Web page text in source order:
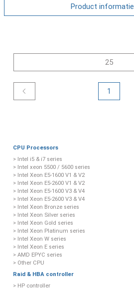
Product informatie
1
CPU Processors
> Intel i5 & i7 series
> Intel xeon 5500 / 5600 series
> Intel Xeon E5-1600 V1 & V2
> Intel Xeon E5-2600 V1 & V2
> Intel Xeon E5-1600 V3 & V4
> Intel Xeon E5-2600 V3 & V4
> Intel Xeon Bronze series
> Intel Xeon Silver series
> Intel Xeon Gold series
> Intel Xeon Platinum series
> Intel Xeon W series
> Intel Xeon E series
> AMD EPYC series
> Other CPU
Raid & HBA controller
> HP controller